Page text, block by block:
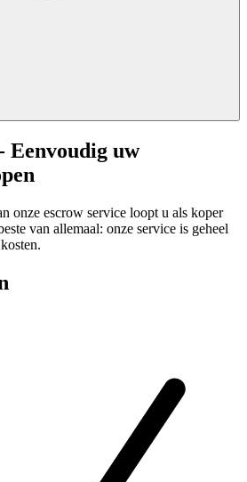
Eenvoudig uw
onze escrow service loopt u als koper
van allemaal: onze service is geheel